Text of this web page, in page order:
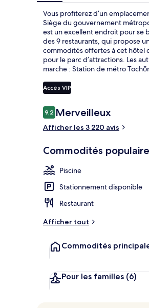
Vous profiterez d’un
Siège du gouvernement
est un excellent endroit pour se
des 9 restaurants, qui propose
commodités offertes à cet hôtel
pour le parc d’attractions. Les
marche : Station de métro
Accès VIP
Avis
9,29,2 sur 10 –
Merveilleux
Afficher les 3 220 avis
Commodités
Piscine
Stationnement disponible
Restaurant
Afficher tout
Commodités
Pour les familles (6)